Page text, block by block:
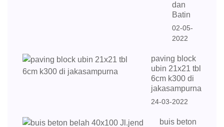
dan
Batin
02-05-
2022
paving block
ubin 21x21 tbl
6cm k300 di
jakasampurna
24-03-2022
buis beton